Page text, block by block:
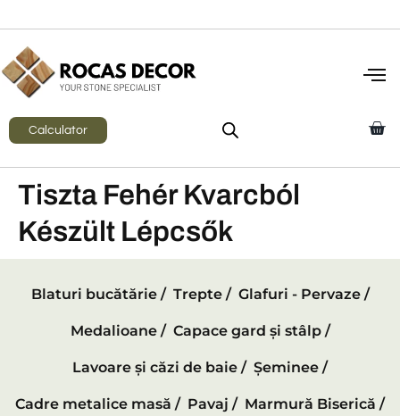
Calculator
Tiszta Fehér Kvarcból
Készült Lépcsők
Blaturi bucătărie / Trepte / Glafuri - Pervaze /
Medalioane / Capace gard și stâlp /
Lavoare și căzi de baie / Șeminee /
Cadre metalice masă / Pavaj / Marmură Biserică /